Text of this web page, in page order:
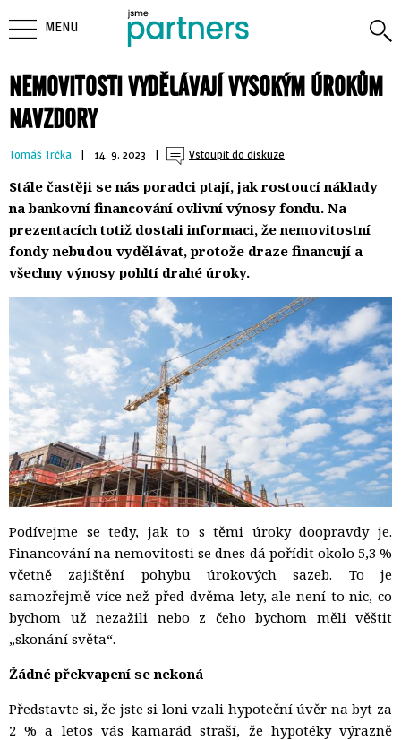
NEMOVITOSTI VYDĚLÁVAJÍ VYSOKÝM ÚROKŮM
NAVZDORY
Tomáš Trčka | 14. 9. 2023 | Vstoupit do diskuze
Stále častěji se nás poradci ptají, jak rostoucí náklady
na bankovní financování ovlivní výnosy fondu. Na
prezentacích totiž dostali informaci, že nemovitostní
fondy nebudou vydělávat, protože draze financují a
všechny výnosy pohltí drahé úroky.
Podívejme se tedy, jak to s těmi úroky doopravdy je.
Financování na nemovitosti se dnes dá pořídit okolo 5,3 %
včetně zajištění pohybu úrokových sazeb. To je
samozřejmě více než před dvěma lety, ale není to nic, co
bychom už nezažili nebo z čeho bychom měli věštit
„skonání světa“.
Žádné překvapení se nekoná
Představte si, že jste si loni vzali hypoteční úvěr na byt za
2 % a letos vás kamarád straší, že hypotéky výrazně
MENU